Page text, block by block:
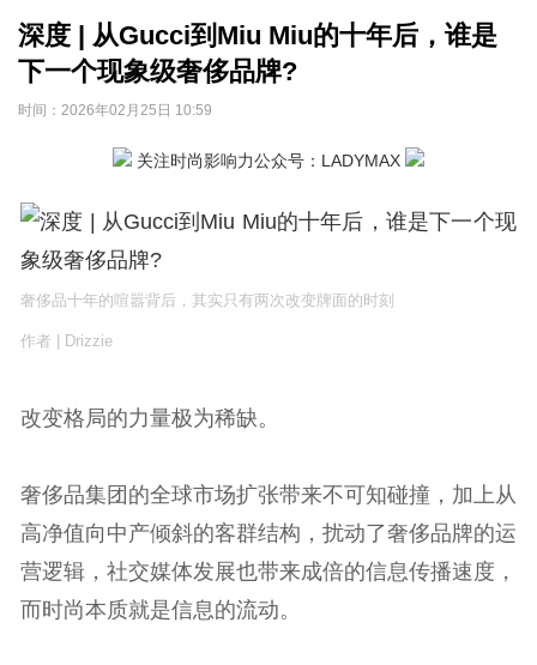
深度 | 从Gucci到Miu Miu的十年后，谁是
下一个现象级奢侈品牌?
时间： 2026年02月25日 10:59
关注时尚影响力公众号：LADYMAX
奢侈品十年的喧嚣背后，其实只有两次改变牌面的时刻
作者 | Drizzie
改变格局的力量极为稀缺。
奢侈品集团的全球市场扩张带来不可知碰撞，加上从
高净值向中产倾斜的客群结构，扰动了奢侈品牌的运
营逻辑，社交媒体发展也带来成倍的信息传播速度，
而时尚本质就是信息的流动。